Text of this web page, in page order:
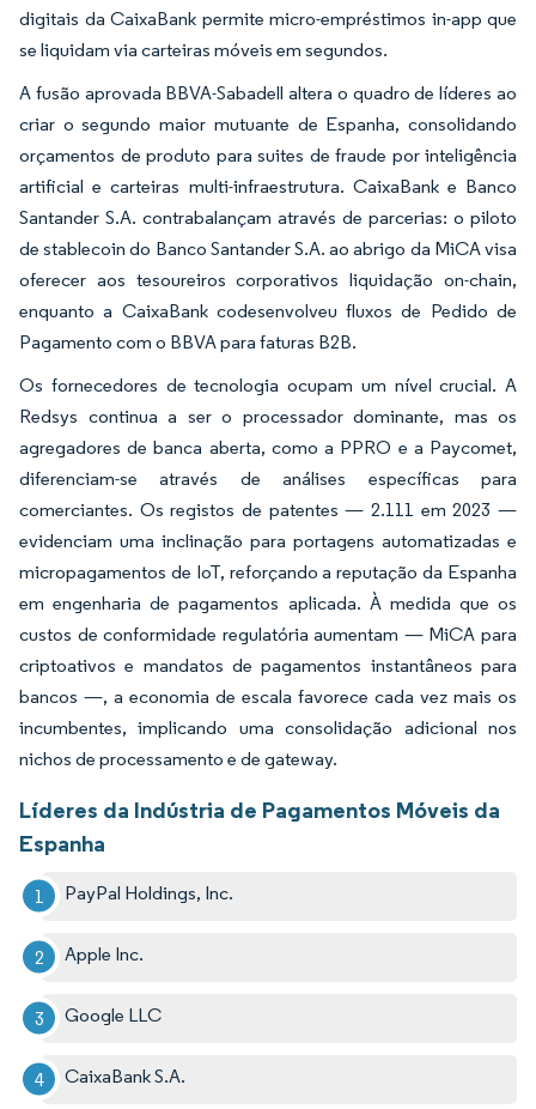
digitais da CaixaBank permite micro-empréstimos in-app que
se liquidam via carteiras móveis em segundos.
A fusão aprovada BBVA-Sabadell altera o quadro de líderes ao
criar o segundo maior mutuante de Espanha, consolidando
orçamentos de produto para suites de fraude por inteligência
artificial e carteiras multi-infraestrutura. CaixaBank e Banco
Santander S.A. contrabalançam através de parcerias: o piloto
de stablecoin do Banco Santander S.A. ao abrigo da MiCA visa
oferecer aos tesoureiros corporativos liquidação on-chain,
enquanto a CaixaBank codesenvolveu fluxos de Pedido de
Pagamento com o BBVA para faturas B2B.
Os fornecedores de tecnologia ocupam um nível crucial. A
Redsys continua a ser o processador dominante, mas os
agregadores de banca aberta, como a PPRO e a Paycomet,
diferenciam-se através de análises específicas para
comerciantes. Os registos de patentes — 2.111 em 2023 —
evidenciam uma inclinação para portagens automatizadas e
micropagamentos de IoT, reforçando a reputação da Espanha
em engenharia de pagamentos aplicada. À medida que os
custos de conformidade regulatória aumentam — MiCA para
criptoativos e mandatos de pagamentos instantâneos para
bancos —, a economia de escala favorece cada vez mais os
incumbentes, implicando uma consolidação adicional nos
nichos de processamento e de gateway.
Líderes da Indústria de Pagamentos Móveis da
Espanha
PayPal Holdings, Inc.
Apple Inc.
Google LLC
CaixaBank S.A.